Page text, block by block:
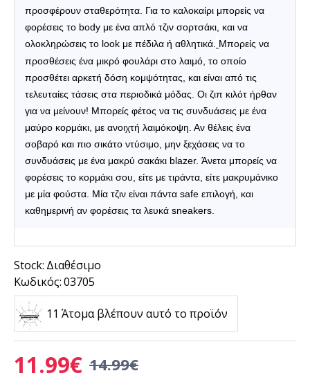
προσφέρουν σταθερότητα. Για το καλοκαίρι μπορείς να
φορέσεις το body με ένα απλό τζιν σορτσάκι, και να
ολοκληρώσεις το look με πέδιλα ή αθλητικά. Μπορείς να
προσθέσεις ένα μικρό φουλάρι στο λαιμό, το οποίο
προσθέτει αρκετή δόση κομψότητας, και είναι από τις
τελευταίες τάσεις στα περιοδικά μόδας. Οι ζιπ κιλότ ήρθαν
για να μείνουν! Μπορείς φέτος να τις συνδυάσεις με ένα
μαύρο κορμάκι, με ανοιχτή λαιμόκοψη. Αν θέλεις ένα
σοβαρό και πιο σικάτο ντύσιμο, μην ξεχάσεις να το
συνδυάσεις με ένα μακρύ σακάκι blazer. Άνετα μπορείς να
φορέσεις το κορμάκι σου, είτε με τιράντα, είτε μακρυμάνικο
με μία φούστα. Μία τζιν είναι πάντα safe επιλογή, και
καθημερινή αν φορέσεις τα λευκά sneakers.
Stock: Διαθέσιμο
Κωδικός:03705
11 Άτομα βλέπουν αυτό το προϊόν
11.99€ 14.99€